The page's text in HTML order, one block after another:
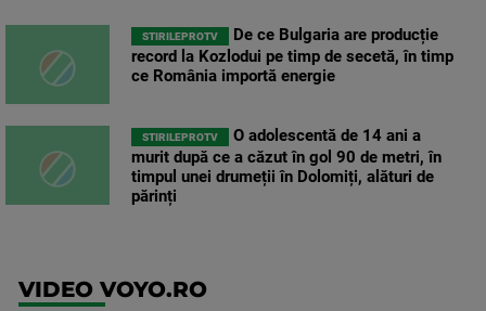
STIRILEPROTV
De ce Bulgaria are producție
record la Kozlodui pe timp de secetă, în timp
ce România importă energie
STIRILEPROTV
O adolescentă de 14 ani a
murit după ce a căzut în gol 90 de metri, în
timpul unei drumeții în Dolomiți, alături de
părinți
VIDEO VOYO.RO